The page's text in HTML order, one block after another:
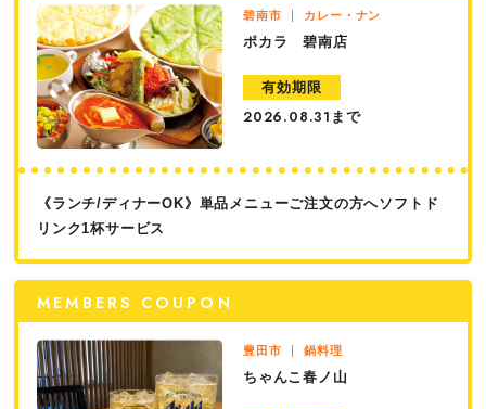
碧南市 カレー・ナン
ポカラ 碧南店
有効期限
2026.08.31 まで
《ランチ/ディナーOK》単品メニューご注文の方へソフトド
リンク1杯サービス
MEMBERS COUPON
豊田市 鍋料理
ちゃんこ春ノ山